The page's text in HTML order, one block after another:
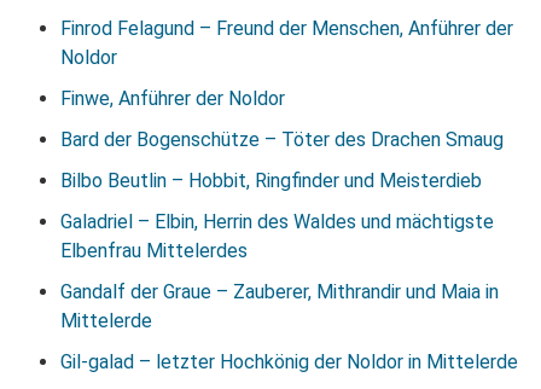
Finrod Felagund – Freund der Menschen, Anführer der
Noldor
Finwe, Anführer der Noldor
Bard der Bogenschütze – Töter des Drachen Smaug
Bilbo Beutlin – Hobbit, Ringfinder und Meisterdieb
Galadriel – Elbin, Herrin des Waldes und mächtigste
Elbenfrau Mittelerdes
Gandalf der Graue – Zauberer, Mithrandir und Maia in
Mittelerde
Gil-galad – letzter Hochkönig der Noldor in Mittelerde